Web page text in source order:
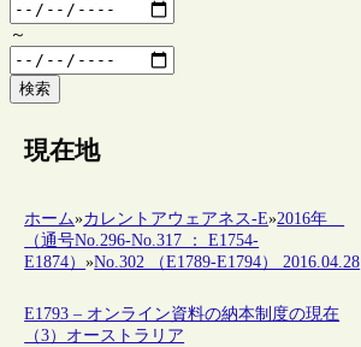
～
検索
現在地
ホーム»カレントアウェアネス-E»2016年
（通号No.296-No.317 ： E1754-
E1874）»No.302 （E1789-E1794） 2016.04.28
E1793 – オンライン資料の納本制度の現在
（3）オーストラリア